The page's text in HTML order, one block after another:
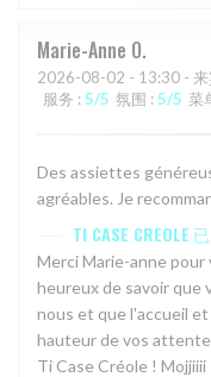
Marie-Anne O
2026-08-02 - 13:30 - 来
服务 : 5/5 氛围 : 5/5 菜
Des assiettes
agréables. Je
TI CASE CREOLE
Merci Marie-anne
heureux de savoir que
nous et que l'accueil
hauteur de vos
Ti Case Créole ! Mojjiiii